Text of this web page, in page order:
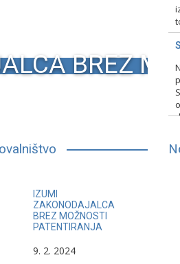
BREZ
IZUMI
ZAKONODAJALCA
BREZ MOŽNOSTI
PATENTIRANJA
9. 2. 2024
Prva generacija tujcev v Sloveniji
preživi celo življenje v neke vrste
nostalgiji do svoje domovine.
skupnosti v Sloveniji živijo zraven